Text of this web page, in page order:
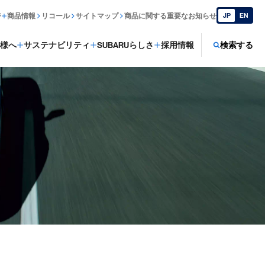
へ サステナビリティ SUBARUらしさ 採用情報 検索する
商品情報 リコール サイトマップ 商品に関する重要なお知らせ JP EN